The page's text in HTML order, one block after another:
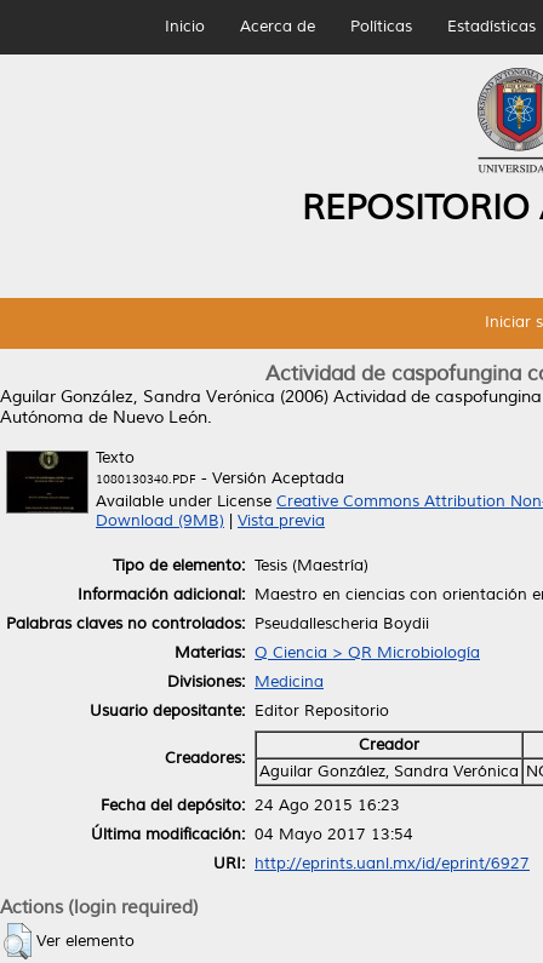
Inicio Acerca de Políticas Estadísticas
Iniciar
Actividad de caspofungina
Aguilar González, Sandra Verónica (2006) Actividad de
Autónoma de Nuevo León.
Texto
1080130340.PDF - Versión Aceptada
Available under License Creative Commons Attribution
Download (9MB)
Vista previa
Tipo de elemento: Tesis (Maestría)
Información adicional: Maestro en ciencias con orientación
Palabras claves no controlados: Pseudallescheria Boydii
Materias: Q Ciencia > QR Microbiología
Divisiones: Medicina
Usuario depositante: Editor Repositorio
Creadores:
Creador
Aguilar González, Sandra Verónica
Fecha del depósito: 24 Ago 2015 16:23
Última modificación: 04 Mayo 2017 13:54
URI: http://eprints.uanl.mx/id/eprint/6927
Actions (login required)
Ver elemento